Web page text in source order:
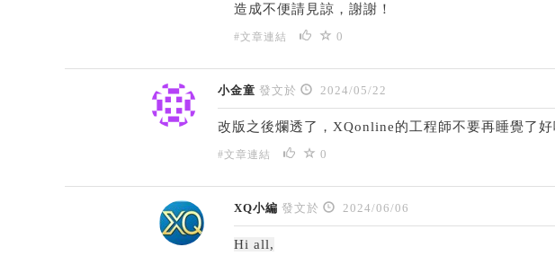
造成不便請見諒，謝謝！
#文章連結 0
小金童 發文於 2024/05/22
改版之後爛透了，XQonline的工程師不要再睡覺了好
#文章連結 0
XQ小編 發文於 2024/06/06
Hi all,